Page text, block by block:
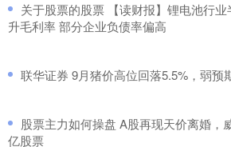
关于股票的股票 【读财报】锂电池行
升毛利率 部分企业负债率偏高
联华证券 9月猪价高位回落5.5%，弱预
股票主力如何操盘 A股再现天价离婚，
亿股票